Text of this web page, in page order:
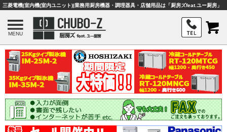
三菱電機|室内機(室内ユニット)|業務用厨房機器・調理器具・店舗用品は「厨房ズfeat.ユー厨房」
MENU